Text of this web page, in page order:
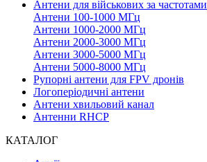
Антени для військових за частотами
Антени 100-1000 МГц
Антени 1000-2000 МГц
Антени 2000-3000 МГц
Антени 3000-5000 МГц
Антени 5000-8000 МГц
Рупорні антени для FPV дронів
Логоперіодичні антени
Антени хвильовий канал
Антенни RHCP
КАТАЛОГ